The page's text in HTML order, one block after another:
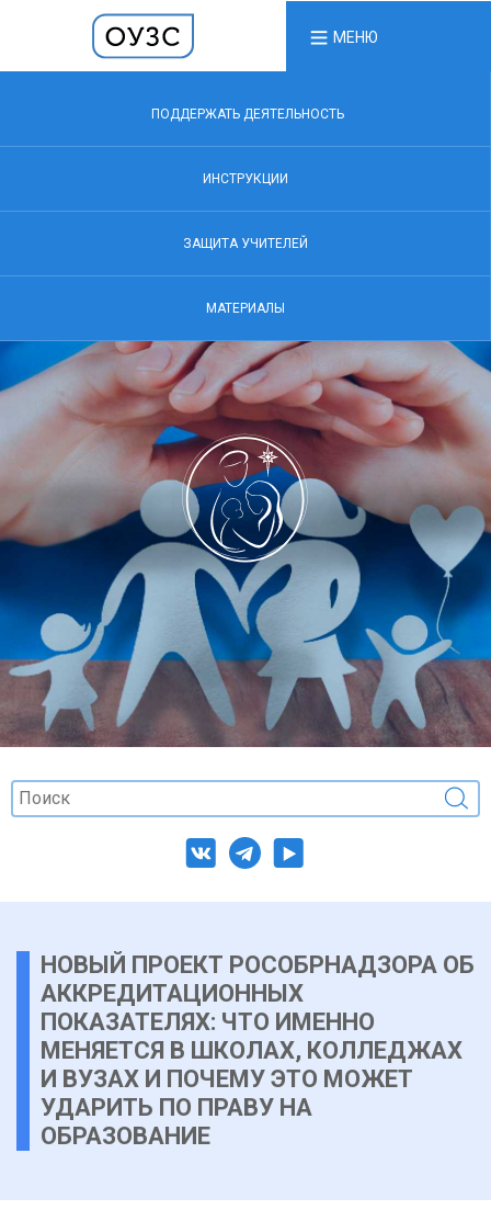
МЕНЮ
ПОДДЕРЖАТЬ ДЕЯТЕЛЬНОСТЬ
ИНСТРУКЦИИ
ЗАЩИТА УЧИТЕЛЕЙ
МАТЕРИАЛЫ
НОВЫЙ ПРОЕКТ РОСОБРНАДЗОРА ОБ
АККРЕДИТАЦИОННЫХ
ПОКАЗАТЕЛЯХ: ЧТО ИМЕННО
МЕНЯЕТСЯ В ШКОЛАХ, КОЛЛЕДЖАХ
И ВУЗАХ И ПОЧЕМУ ЭТО МОЖЕТ
УДАРИТЬ ПО ПРАВУ НА
ОБРАЗОВАНИЕ